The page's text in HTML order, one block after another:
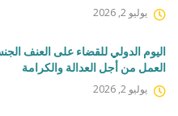
يوليو 2, 2026
العمل من أجل العدالة والكرامة
يوليو 2, 2026